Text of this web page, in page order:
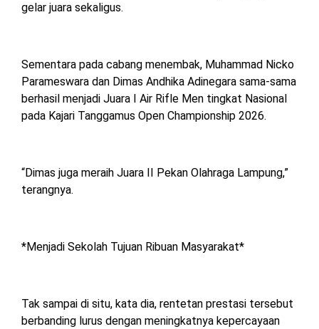
gelar juara sekaligus.
Sementara pada cabang menembak, Muhammad Nicko
Parameswara dan Dimas Andhika Adinegara sama-sama
berhasil menjadi Juara I Air Rifle Men tingkat Nasional
pada Kajari Tanggamus Open Championship 2026.
“Dimas juga meraih Juara II Pekan Olahraga Lampung,”
terangnya.
*Menjadi Sekolah Tujuan Ribuan Masyarakat*
Tak sampai di situ, kata dia, rentetan prestasi tersebut
berbanding lurus dengan meningkatnya kepercayaan